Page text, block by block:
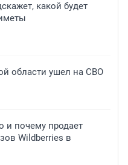
какой будет
области ушел на СВО
и почему продает
Wildberries в